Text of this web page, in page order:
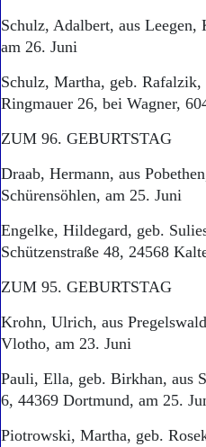
Aktuelle
Abo
Schulz, Adalbert, aus Leegen,
am 26. Juni
Schulz, Martha, geb.
Ringmauer 26, bei Wagner,
ZUM 96. GEBURTSTAG
Draab, Hermann, aus
Schürensöhlen, am 25. Juni
Engelke, Hildegard, geb.
Schützenstraße 48, 24568
ZUM 95. GEBURTSTAG
Krohn, Ulrich, aus
Vlotho, am 23. Juni
Pauli, Ella, geb. Birkhan, aus
6, 44369 Dortmund, am 25.
Piotrowski, Martha, geb.